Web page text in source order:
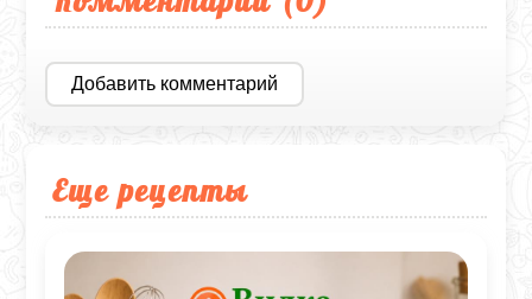
Добавить комментарий
Еще рецепты